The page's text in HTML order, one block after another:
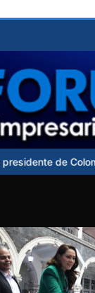
UNAM confirma